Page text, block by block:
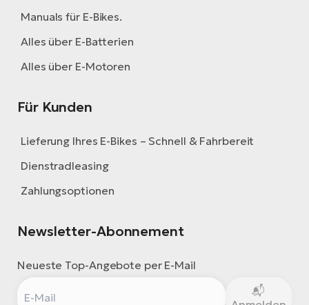
Manuals für E-Bikes.
Alles über E-Batterien
Alles über E-Motoren
Für Kunden
Lieferung Ihres E-Bikes – Schnell & Fahrbereit
Dienstradleasing
Zahlungsoptionen
Newsletter-Abonnement
Neueste Top-Angebote per E-Mail